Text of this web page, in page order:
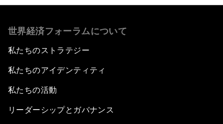
世界経済フォーラムについて
私たちのストラテジー
私たちのアイデンティティ
私たちの活動
リーダーシップとガバナンス